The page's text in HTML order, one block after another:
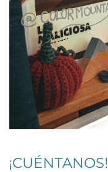
¡CUÉNTANOS!